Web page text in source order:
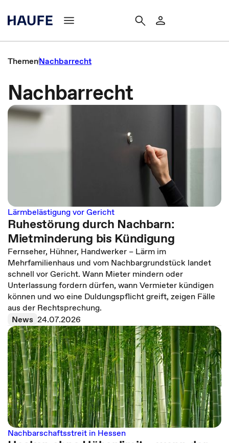
ThemenNachbarrecht
Nachbarrecht
Lärmbelästigung vor Gericht
Ruhestörung durch Nachbarn:
Mietminderung bis Kündigung
Fernseher, Hühner, Handwerker – Lärm im
Mehrfamilienhaus und vom Nachbargrundstück landet
schnell vor Gericht. Wann Mieter mindern oder
Unterlassung fordern dürfen, wann Vermieter kündigen
können und wo eine Duldungspflicht greift, zeigen Fälle
aus der Rechtsprechung.
News 24.07.2026
Nachbarschaftsstreit in Hessen